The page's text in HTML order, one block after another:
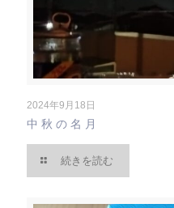
2024年9月18日
中秋の名月
続きを読む